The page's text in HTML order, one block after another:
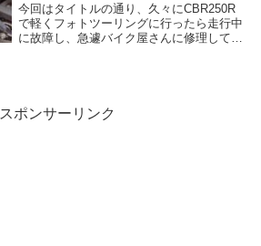
今回はタイトルの通り、久々にCBR250R
で軽くフォトツーリングに行ったら走行中
に故障し、急遽バイク屋さんに修理しても
スポンサーリンク